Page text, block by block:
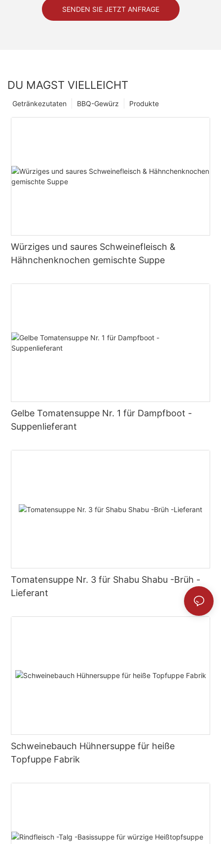
SENDEN SIE JETZT ANFRAGE
DU MAGST VIELLEICHT
Produkte
BBQ-Gewürz
Getränkezutaten
Würziges und saures Schweinefleisch &
Hähnchenknochen gemischte Suppe
Gelbe Tomatensuppe Nr. 1 für Dampfboot -
Suppenlieferant
Tomatensuppe Nr. 3 für Shabu Shabu -Brüh -
Lieferant
Schweinebauch Hühnersuppe für heiße
Topfuppe Fabrik